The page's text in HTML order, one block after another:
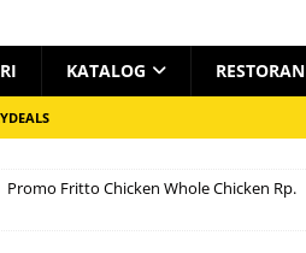
KATALOG RESTORAN
Promo Fritto Chicken Whole Chicken Rp.